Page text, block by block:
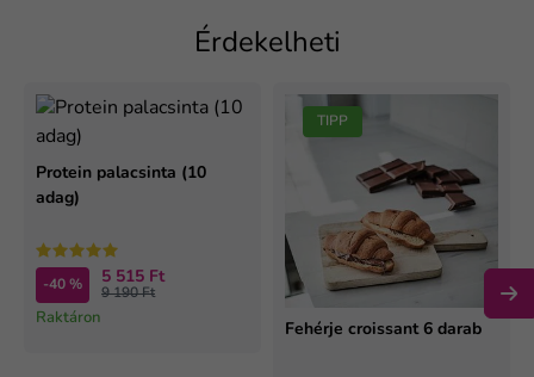
Érdekelheti
Protein palacsinta (10
adag)
-40 % 5 515 Ft
9 190 Ft
Raktáron
TIPP
Fehérje croissant 6 darab